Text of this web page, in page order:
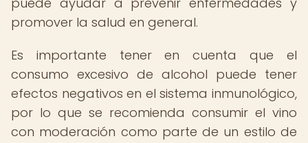
promover la salud en general.
Es importante tener en cuenta que el
consumo excesivo de alcohol puede tener
efectos negativos en el sistema inmunológico,
por lo que se recomienda consumir el vino
con moderación como parte de un estilo de